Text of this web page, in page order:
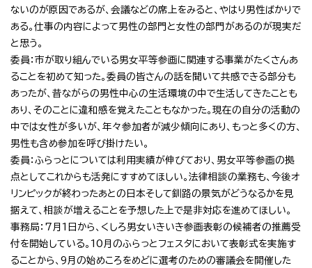
ないのが原因であるが、会議などの席上をみると、やはり男性ばかりで
ある。仕事の内容によって男性の部門と女性の部門があるのが現実だ
と思う。
委員：市が取り組んでいる男女平等参画に関連する事業がたくさんあ
ることを初めて知った。委員の皆さんの話を聞いて共感できる部分も
あったが、昔ながらの男性中心の生活環境の中で生活してきたことも
あり、そのことに違和感を覚えたこともなかった。現在の自分の活動の
中では女性が多いが、年々参加者が減少傾向にあり、もっと多くの方、
男性も含め参加を呼び掛けたい。
委員：ふらっとについては利用実績が伸びており、男女平等参画の拠
点としてこれからも活発にすすめてほしい。法律相談の業務も、今後オ
リンピックが終わったあとの日本そして釧路の景気がどうなるかを見
据えて、相談が増えることを予想した上で是非対応を進めてほしい。
事務局：7月1日から、くしろ男女いきいき参画表彰の候補者の推薦受
付を開始している。10月のふらっとフェスタにおいて表彰式を実施す
ることから、9月の始めころをめどに選考のための審議会を開催した